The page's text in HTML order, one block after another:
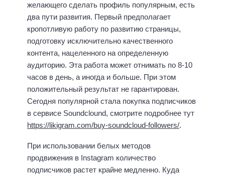
желающего сделать профиль популярным, есть
два пути развития. Первый предполагает
кропотливую работу по развитию страницы,
подготовку исключительно качественного
контента, нацеленного на определенную
аудиторию. Эта работа может отнимать по 8-10
часов в день, а иногда и больше. При этом
положительный результат не гарантирован.
Сегодня популярной стала покупка подписчиков
в сервисе Soundclound, смотрите подробнее тут
https://likigram.com/buy-soundcloud-followers/.
При использовании белых методов
продвижения в Instagram количество
подписчиков растет крайне медленно. Куда